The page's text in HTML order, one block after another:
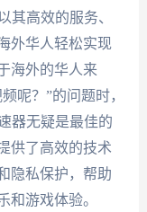
其高效的服务、
外华人轻松实现
海外的华人来
呢？”的问题时，
器无疑是最佳的
供了高效的技术
隐私保护，帮助
和游戏体验。